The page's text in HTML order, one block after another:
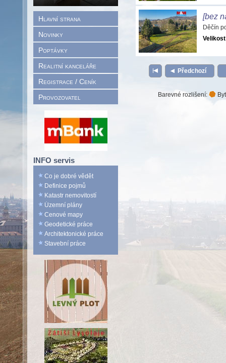
Hlavní strana
Novinky
Poptávky
Realitní kanceláře
Registrace / Ceník
Provozovatel
INFO servis
Co je dobré vědět
Definice pojmů
Katastr nemovitostí
Územní plány
Cenové mapy
Geodetické práce
Architektonické práce
Stavební práce
[bez
Děčín
Předchozí
Barevné rozlišení: